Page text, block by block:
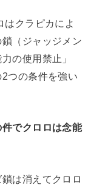
はクラピカによ
（ジャッジメン
の使用禁止」
2つの条件を強い
でクロロは念能
は消えてクロロ